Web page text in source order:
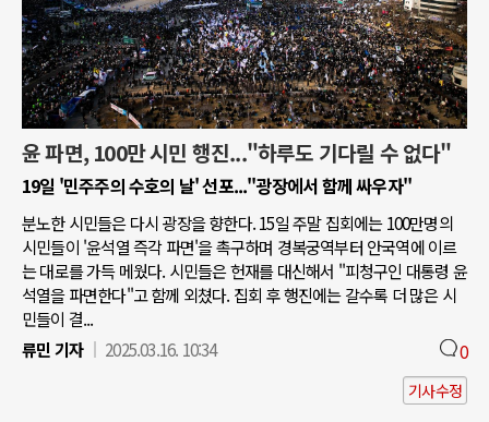
윤 파면, 100만 시민 행진..."하루도 기다릴 수 없다"
19일 '민주주의 수호의 날' 선포..."광장에서 함께 싸우자"
분노한 시민들은 다시 광장을 향한다. 15일 주말 집회에는 100만명의
시민들이 '윤석열 즉각 파면'을 촉구하며 경복궁역부터 안국역에 이르
는 대로를 가득 메웠다. 시민들은 헌재를 대신해서 "피청구인 대통령 윤
석열을 파면한다"고 함께 외쳤다. 집회 후 행진에는 갈수록 더 많은 시
민들이 결...
류민 기자
2025.03.16. 10:34 0
기사수정